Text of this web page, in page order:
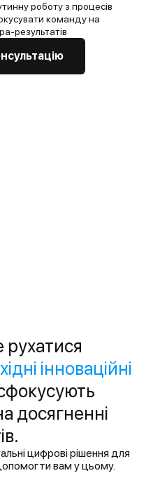
роботу з процесів
команду на
результатів
інноваційні
досягненні
цифрові рішення для
вам у цьому.